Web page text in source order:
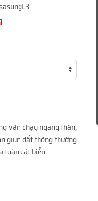
sasungL3
vân chạy ngang thân,
giun đất thông thường
toàn cát biển.